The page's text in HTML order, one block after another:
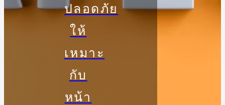
ปลอดภัย
ให้
เหมาะ
กับ
หน้า